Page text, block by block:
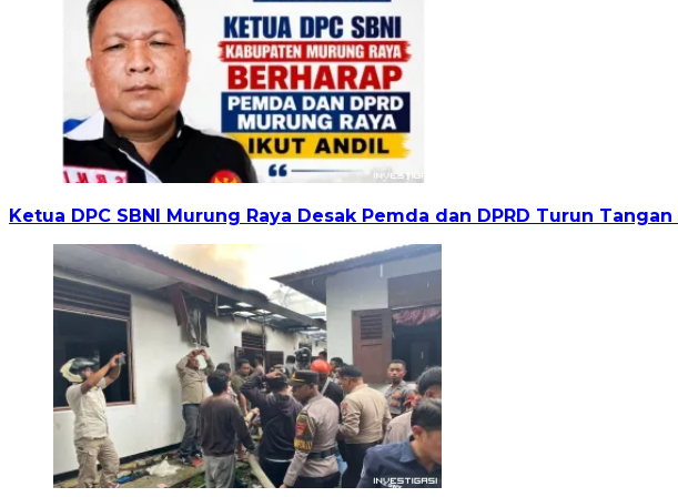
Ketua DPC SBNI Murung Raya Desak Pemda dan DPRD Turun